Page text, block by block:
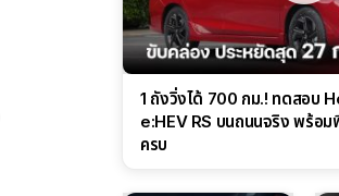
1 ถังวิ่งได้ 700 กม.! ทดสอบ
e:HEV RS บนถนนจริง พร้อม
ครบ